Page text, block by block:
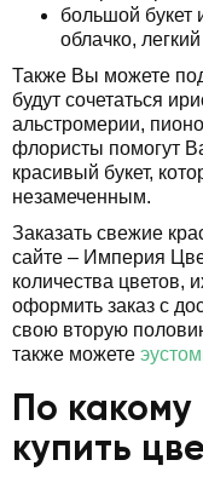
большой букет
облачко,
Также Вы можете
будут сочетаться
альстромерии,
флористы помогут
красивый букет,
незамеченным.
Заказать свежие
сайте – Империя
количества
оформить заказ с
свою вторую
также можете
По какому
купить